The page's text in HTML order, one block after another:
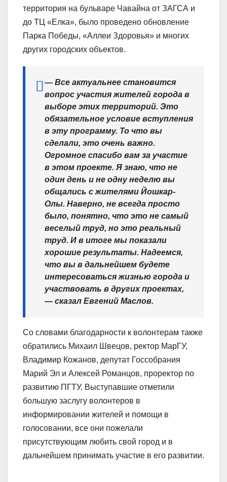
территория на бульваре Чавайна от ЗАГСА и
до ТЦ «Елка», было проведено обновление
Парка Победы, «Аллеи Здоровья» и многих
других городских объектов.
— Все актуальнее становится
вопрос участия жителей города в
выборе этих территорий. Это
обязательное условие вступления
в эту программу. То что вы
сделали, это очень важно.
Огромное спасибо вам за участие
в этом проекте. Я знаю, что не
один день и не одну неделю вы
общались с жителями Йошкар-
Олы. Наверно, не всегда просто
было, понятно, что это не самый
веселый труд, но это реальный
труд. И в итоге мы показали
хорошие результаты. Надеемся,
что вы в дальнейшем будете
интересоваться жизнью города и
участвовать в других проектах,
— сказал Евгений Маслов.
Со словами благодарности к волонтерам также
обратились Михаил Швецов, ректор МарГУ,
Владимир Кожанов, депутат Госсобрания
Марий Эл и Алексей Романцов, проректор по
развитию ПГТУ. Выступавшие отметили
большую заслугу волонтеров в
информировании жителей и помощи в
голосовании, все они пожелали
присутствующим любить свой город и в
дальнейшем принимать участие в его развитии.